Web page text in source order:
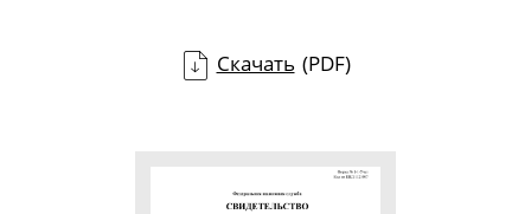
Скачать